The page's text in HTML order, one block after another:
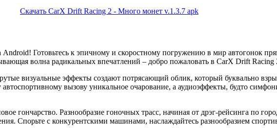
Скачать CarX Drift Racing 2 - Много монет v.1.3.7 apk
Готовьтесь к эпичному и скоростному погружению в мир автогонок
волна радикальных впечатлений – добро пожаловать в CarX Drift Racing
визуальные эффекты создают потрясающий облик, который буквально
вызову уникальное очарование, а аудиоэффекты, будто
гончарство. Разнообразие гоночных трасс, начиная от дрэг-рейсинга по
Спорьте с конкурентскими машинами, наслаждайтесь разнообразием